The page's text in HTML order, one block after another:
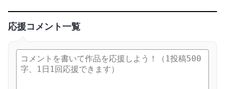
応援コメント一覧